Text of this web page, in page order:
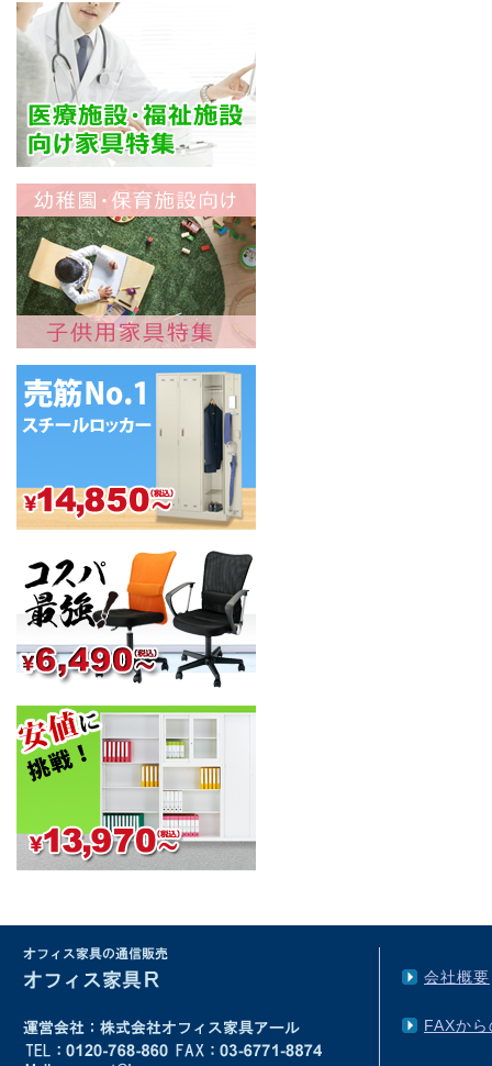
会社概要
FAXか